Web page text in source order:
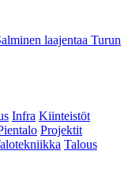
laajentaa Turun
Infra Kiinteistöt
Projektit
Talous